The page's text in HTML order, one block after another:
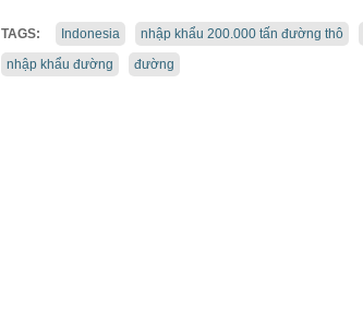
TAGS: Indonesia nhập khẩu 200.000 tấn đường thô
nhập khẩu đường
đường